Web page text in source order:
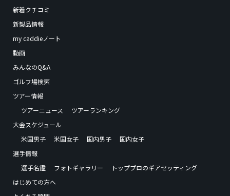
新着クチコミ
新製品情報
my caddieノート
動画
みんなのQ&A
ゴルフ場検索
ツアー情報
ツアーニュース
ツアーランキング
大会スケジュール
米国男子
米国女子 国内男子
国内女子
選手情報
選手名鑑
フォトギャラリー
トッププロのギアセッティング
はじめての方へ